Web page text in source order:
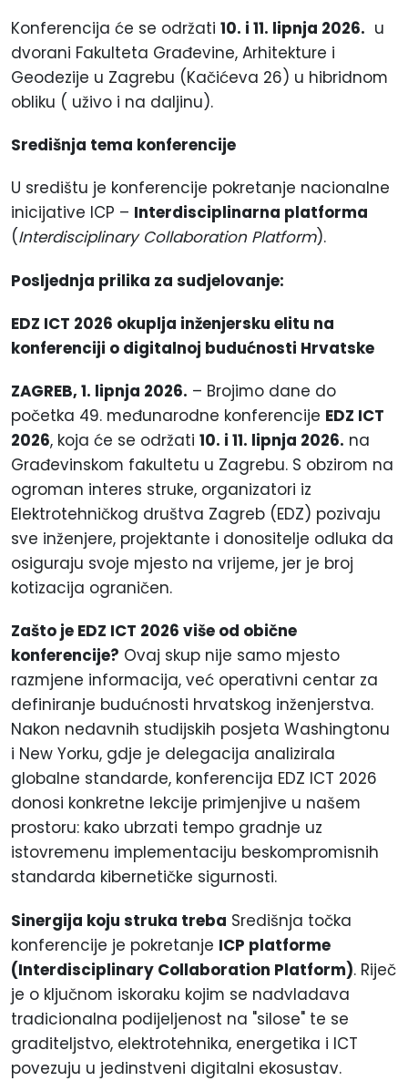
Konferencija će se održati 10. i 11. lipnja 2026. u
dvorani Fakulteta Građevine, Arhitekture i
Geodezije u Zagrebu (Kačićeva 26) u hibridnom
obliku ( uživo i na daljinu).
Središnja tema konferencije
U središtu je konferencije pokretanje nacionalne
inicijative ICP – Interdisciplinarna platforma
(Interdisciplinary Collaboration Platform).
Posljednja prilika za sudjelovanje:
EDZ ICT 2026 okuplja inženjersku elitu na
konferenciji o digitalnoj budućnosti Hrvatske
ZAGREB, 1. lipnja 2026. – Brojimo dane do
početka 49. međunarodne konferencije EDZ ICT
2026, koja će se održati 10. i 11. lipnja 2026. na
Građevinskom fakultetu u Zagrebu. S obzirom na
ogroman interes struke, organizatori iz
Elektrotehničkog društva Zagreb (EDZ) pozivaju
sve inženjere, projektante i donositelje odluka da
osiguraju svoje mjesto na vrijeme, jer je broj
kotizacija ograničen.
Zašto je EDZ ICT 2026 više od obične
konferencije? Ovaj skup nije samo mjesto
razmjene informacija, već operativni centar za
definiranje budućnosti hrvatskog inženjerstva.
Nakon nedavnih studijskih posjeta Washingtonu
i New Yorku, gdje je delegacija analizirala
globalne standarde, konferencija EDZ ICT 2026
donosi konkretne lekcije primjenjive u našem
prostoru: kako ubrzati tempo gradnje uz
istovremenu implementaciju beskompromisnih
standarda kibernetičke sigurnosti.
Sinergija koju struka treba Središnja točka
konferencije je pokretanje ICP platforme
(Interdisciplinary Collaboration Platform). Riječ
je o ključnom iskoraku kojim se nadvladava
tradicionalna podijeljenost na "silose" te se
graditeljstvo, elektrotehnika, energetika i ICT
povezuju u jedinstveni digitalni ekosustav.